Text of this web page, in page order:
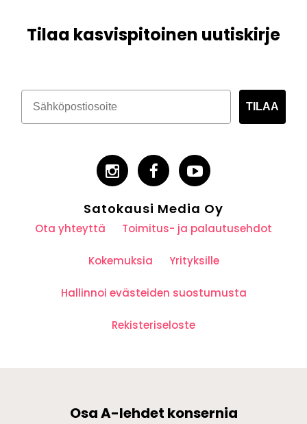
Tilaa kasvispitoinen uutiskirje
TILAA
Satokausi Media Oy
Ota yhteyttä Toimitus- ja palautusehdot
Kokemuksia Yrityksille
Hallinnoi evästeiden suostumusta
Rekisteriseloste
Osa A-lehdet konsernia